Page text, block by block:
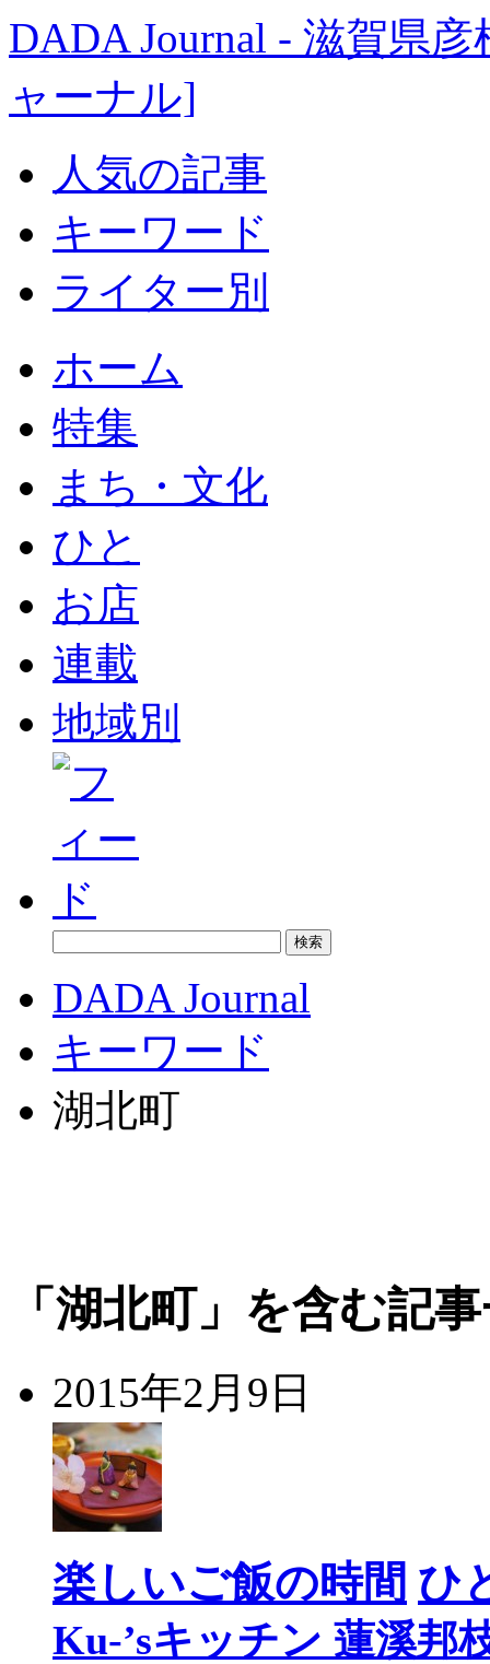
DADA Journal - 滋賀県
ャーナル]
人気の記事
キーワード
ライター別
ホーム
特集
まち・文化
ひと
お店
連載
地域別
DADA Journal
キーワード
湖北町
「湖北町」を含む記
2015年2月9日
楽しいご飯の時間 ひ
Ku-’sキッチン 蓮溪邦